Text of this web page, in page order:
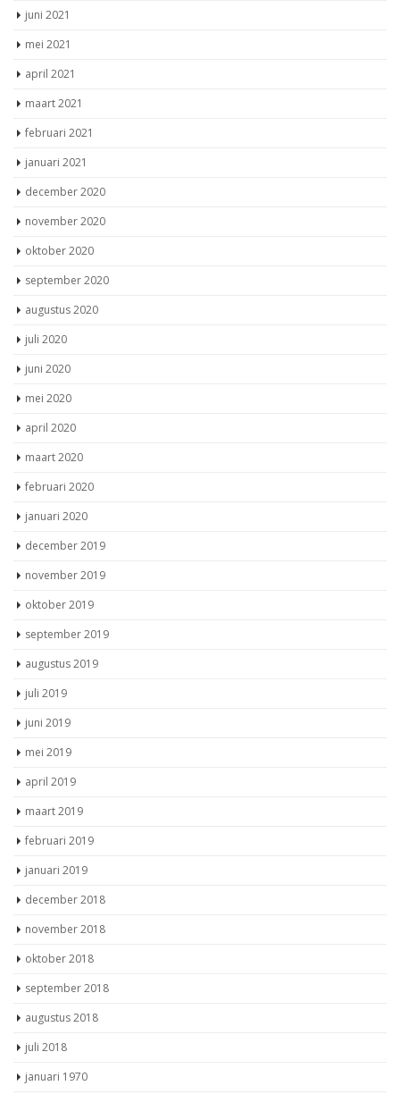
juni 2021
mei 2021
april 2021
maart 2021
februari 2021
januari 2021
december 2020
november 2020
oktober 2020
september 2020
augustus 2020
juli 2020
juni 2020
mei 2020
april 2020
maart 2020
februari 2020
januari 2020
december 2019
november 2019
oktober 2019
september 2019
augustus 2019
juli 2019
juni 2019
mei 2019
april 2019
maart 2019
februari 2019
januari 2019
december 2018
november 2018
oktober 2018
september 2018
augustus 2018
juli 2018
januari 1970